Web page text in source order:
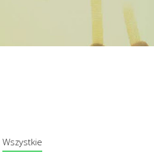
Wszystkie